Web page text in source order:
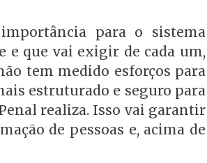
para o sistema
e que vai exigir de cada um,
tem medido esforços para
estruturado e seguro para
realiza. Isso vai garantir
de pessoas e, acima de